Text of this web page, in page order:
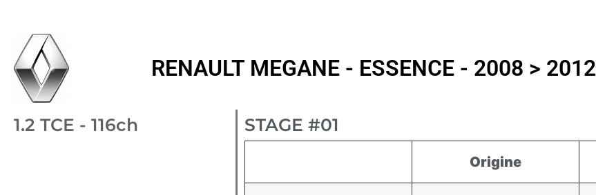
RENAULT MEGANE - ESSENCE - 2008 > 2012
1.2 TCE - 116ch STAGE #01
Origine